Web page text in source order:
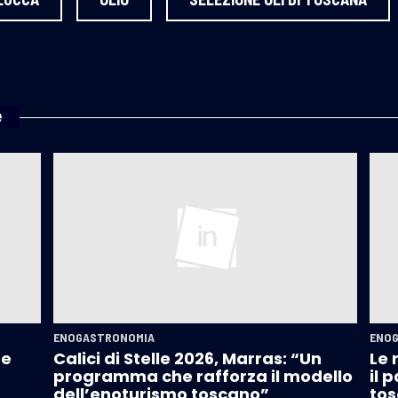
ENOGASTRONOMIA
Calici di Stelle 2026, Marras: “Un
programma che rafforza il modello
Le
il